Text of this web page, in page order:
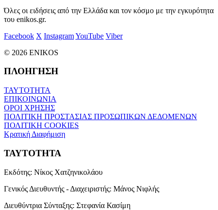
Όλες οι ειδήσεις από την Ελλάδα και τον κόσμο με την εγκυρότητα
του enikos.gr.
Facebook X InstagramYouTube Viber
© 2026 ENIKOS
ΠΛΟΗΓΗΣΗ
ΤΑΥΤΟΤΗΤΑ
ΕΠΙΚΟΙΝΩΝΙΑ
ΟΡΟΙ ΧΡΗΣΗΣ
ΠΟΛΙΤΙΚΗ ΠΡΟΣΤΑΣΙΑΣ ΠΡΟΣΩΠΙΚΩΝ ΔΕΔΟΜΕΝΩΝ
ΠΟΛΙΤΙΚΗ COOKIES
Κρατική Διαφήμιση
ΤΑΥΤΟΤΗΤΑ
Εκδότης: Νίκος Χατζηνικολάου
Γενικός Διευθυντής - Διαχειριστής: Μάνος Νιφλής
Διευθύντρια Σύνταξης: Στεφανία Κασίμη